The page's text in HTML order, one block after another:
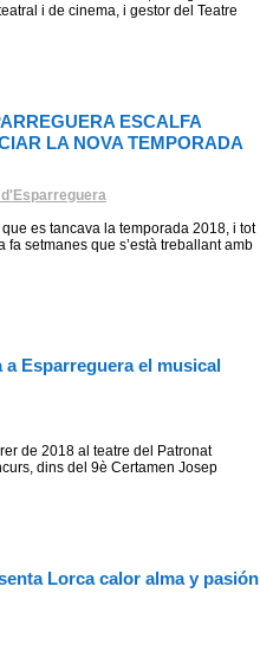
i de cinema, i gestor del Teatre
ESCALFA
LA NOVA TEMPORADA
es tancava la temporada 2018, i tot
fa setmanes que s’està treballant amb
a Esparreguera el musical
de 2018 al teatre del Patronat
dins del 9è Certamen Josep
Lorca calor alma y pasión